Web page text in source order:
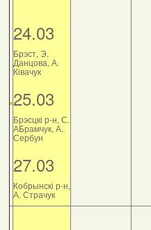
24.03
Брэст, Э.
Данцова, А.
Ківачук
25.03
Брэсцкі р-н, С.
АБрамчук, А.
Сербун
27.03
Кобрынскі р-н,
А. Страчук